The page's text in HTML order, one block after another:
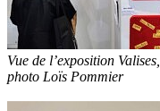
Vue de l’exposition Valises,
photo Loïs Pommier